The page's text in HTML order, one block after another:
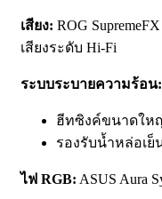
เสียง: ROG
เสียงระดับ Hi-Fi
ระบบระบายความร้อน:
ฮีทซิงค์ขนาดให
รองรับน้ำหล่อเย็น
ไฟ RGB: ASUS Aura